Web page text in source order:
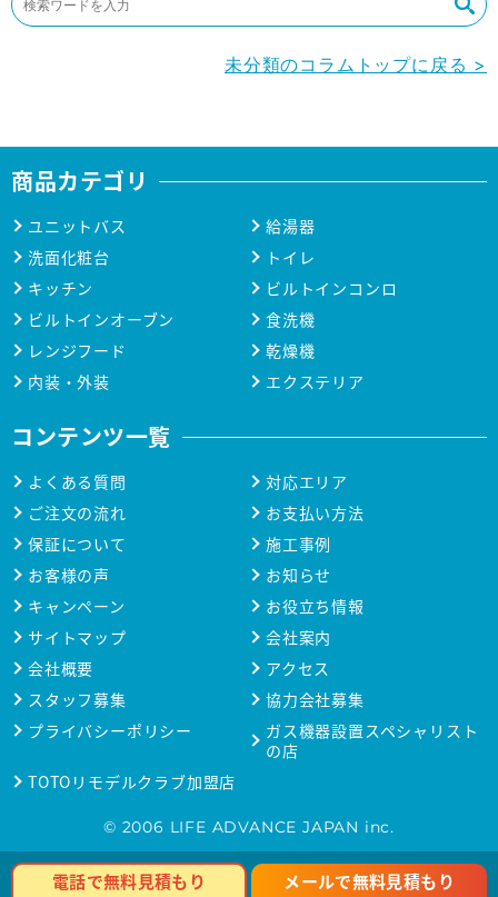
未分類のコラムトップに戻る >
商品カテゴリ
ユニットバス
給湯器
洗面化粧台
トイレ
キッチン
ビルトインコンロ
ビルトインオーブン
食洗機
レンジフード
乾燥機
内装・外装
エクステリア
コンテンツ一覧
よくある質問
対応エリア
ご注文の流れ
お支払い方法
保証について
施工事例
お客様の声
お知らせ
キャンペーン
お役立ち情報
サイトマップ
会社案内
会社概要
アクセス
スタッフ募集
協力会社募集
プライバシーポリシー
ガス機器設置スペシャリスト
の店
TOTOリモデルクラブ加盟店
© 2006 LIFE ADVANCE JAPAN inc.
電話で無料見積もり メールで無料見積もり